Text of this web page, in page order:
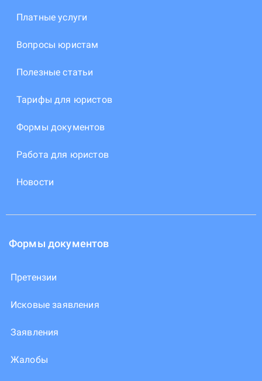
Платные услуги
Вопросы юристам
Полезные статьи
Тарифы для юристов
Формы документов
Работа для юристов
Новости
Формы документов
Претензии
Исковые заявления
Заявления
Жалобы